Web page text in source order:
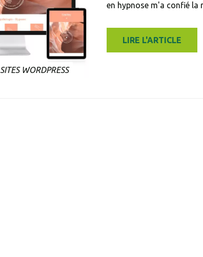
SITES WORDPRESS
en hypnose m'a confié la
LIRE L'ARTICLE